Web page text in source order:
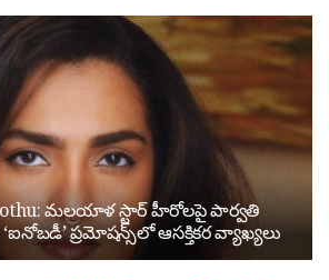
మలయాళ స్టార్ హీరోలపై పార్వతి
ప్రమోషన్స్‌లో ఆసక్తికర వ్యాఖ్యలు